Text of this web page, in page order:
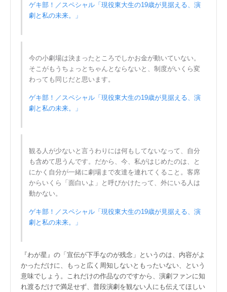
ゲキ部！／スペシャル「現役東大生の19歳が見据える、演
劇と私の未来。」
今の小劇場は決まったところでしかお金が動いていない。
そこがもうちょっとちゃんとならないと、制度がいくら変
わっても同じだと思います。
ゲキ部！／スペシャル「現役東大生の19歳が見据える、演
劇と私の未来。」
観る人が少ないと言うわりには何もしてないなって、自分
も含めて思うんです。だから、今、私がはじめたのは、と
にかく自分が一緒に劇場まで友達を連れてくること。客席
からいくら「面白いよ」と呼びかけたって、外にいる人は
動かない。
ゲキ部！／スペシャル「現役東大生の19歳が見据える、演
劇と私の未来。」
『わが星』の「宣伝が下手なのが残念」というのは、内容がよ
かっただけに、もっと広く周知しないともったいない、という
意味でしょう。これだけの作品なのですから、演劇ファンに知
れ渡るだけで満足せず、普段演劇を観ない人にも伝えてほしい